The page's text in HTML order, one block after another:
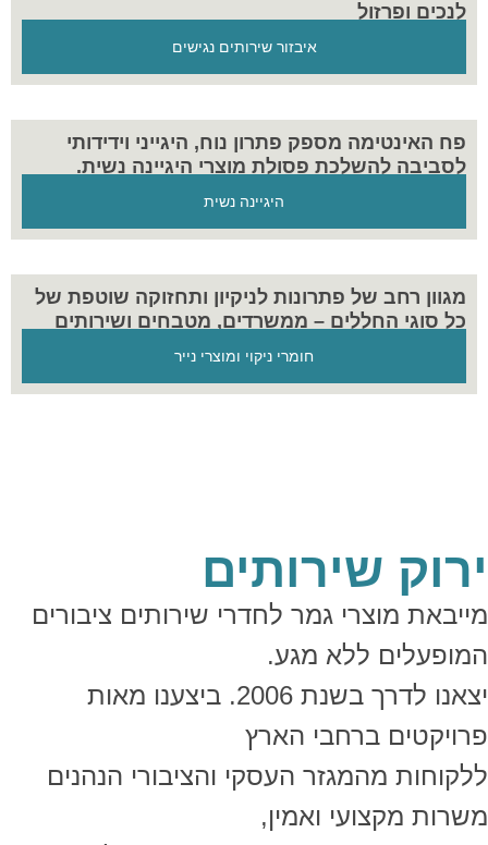
לנכים ופרזול
איבזור שירותים נגישים
פח האינטימה מספק פתרון נוח, היגייני וידידותי
לסביבה להשלכת פסולת מוצרי היגיינה נשית.
היגיינה נשית
מגוון רחב של פתרונות לניקיון ותחזוקה שוטפת של
כל סוגי החללים – ממשרדים, מטבחים ושירותים
נבחרו בקפידה תוך דגש על יעילות, בטיחות
וחסכוניות.
חומרי ניקוי ומוצרי נייר
ירוק שירותים
מייבאת מוצרי גמר לחדרי שירותים ציבורים
המופעלים ללא מגע.
יצאנו לדרך בשנת 2006. ביצענו מאות
פרויקטים ברחבי הארץ
ללקוחות מהמגזר העסקי והציבורי הנהנים
משרות מקצועי ואמין,